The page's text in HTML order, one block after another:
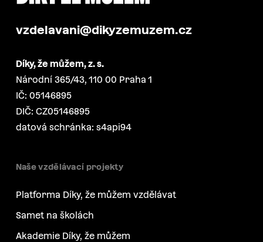
vzdelavani@dikyzemuzem.cz
Díky, že můžem, z. s.
Národní 365/43, 110 00 Praha 1
IČ: 05146895
DIČ: CZ05146895
datová schránka: s4api94
Naše vzdělávací projekty
Platforma Díky, že můžem vzdělávat
Samet na školách
Akademie Díky, že můžem